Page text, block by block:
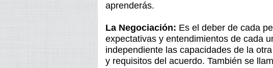
aprenderás.
La Negociación: Es el deber de cada
expectativas y entendimientos de cada
independiente las capacidades de la
y requisitos del acuerdo. También se